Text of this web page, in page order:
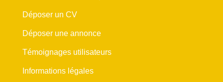
Déposer un CV
Déposer une annonce
Témoignages utilisateurs
Informations légales